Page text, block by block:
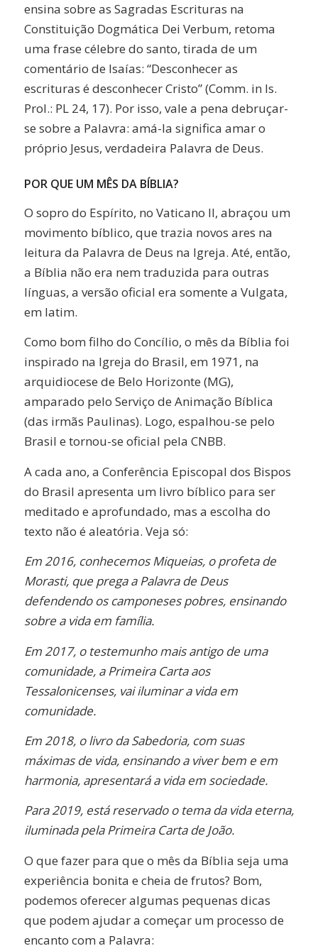
ensina sobre as Sagradas Escrituras na
Constituição Dogmática Dei Verbum, retoma
uma frase célebre do santo, tirada de um
comentário de Isaías: “Desconhecer as
escrituras é desconhecer Cristo” (Comm. in Is.
Prol.: PL 24, 17). Por isso, vale a pena debruçar-
se sobre a Palavra: amá-la significa amar o
próprio Jesus, verdadeira Palavra de Deus.
POR QUE UM MÊS DA BÍBLIA?
O sopro do Espírito, no Vaticano II, abraçou um
movimento bíblico, que trazia novos ares na
leitura da Palavra de Deus na Igreja. Até, então,
a Bíblia não era nem traduzida para outras
línguas, a versão oficial era somente a Vulgata,
em latim.
Como bom filho do Concílio, o mês da Bíblia foi
inspirado na Igreja do Brasil, em 1971, na
arquidiocese de Belo Horizonte (MG),
amparado pelo Serviço de Animação Bíblica
(das irmãs Paulinas). Logo, espalhou-se pelo
Brasil e tornou-se oficial pela CNBB.
A cada ano, a Conferência Episcopal dos Bispos
do Brasil apresenta um livro bíblico para ser
meditado e aprofundado, mas a escolha do
texto não é aleatória. Veja só:
Em 2016, conhecemos Miqueias, o profeta de
Morasti, que prega a Palavra de Deus
defendendo os camponeses pobres, ensinando
sobre a vida em família.
Em 2017, o testemunho mais antigo de uma
comunidade, a Primeira Carta aos
Tessalonicenses, vai iluminar a vida em
comunidade.
Em 2018, o livro da Sabedoria, com suas
máximas de vida, ensinando a viver bem e em
harmonia, apresentará a vida em sociedade.
Para 2019, está reservado o tema da vida eterna,
iluminada pela Primeira Carta de João.
O que fazer para que o mês da Bíblia seja uma
experiência bonita e cheia de frutos? Bom,
podemos oferecer algumas pequenas dicas
que podem ajudar a começar um processo de
encanto com a Palavra: